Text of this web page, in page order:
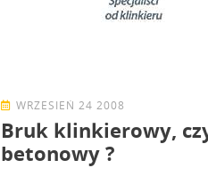
WRZESIEŃ 24 2008
Bruk klinkierowy,
betonowy ?